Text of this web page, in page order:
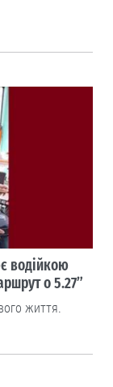
водійкою
о 5.27”
життя.